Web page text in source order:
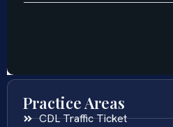
Practice Areas
CDL Traffic Ticket